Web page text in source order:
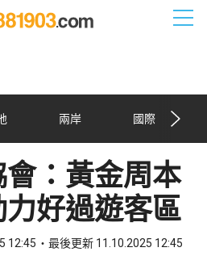
兩岸 國際
：黃金周本
好過遊客區
12:45 最後更新 11.10.2025 12:45